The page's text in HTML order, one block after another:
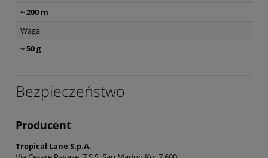
~ 200 m
Waga
~ 50 g
Bezpieczeństwo
Producent
Tropical Lane S.p.A.